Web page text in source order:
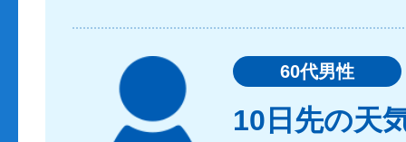
60代男性
10日先の天